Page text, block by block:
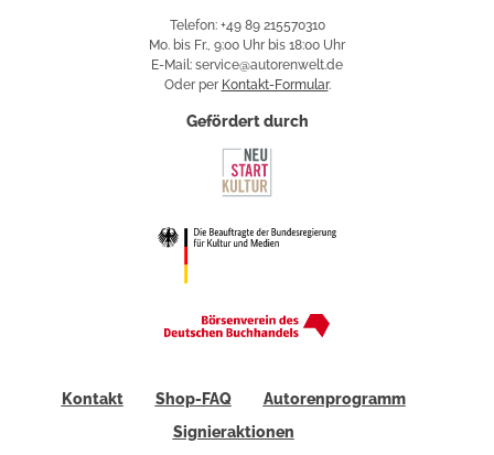
Telefon: +49 89 215570310
Mo. bis Fr., 9:00 Uhr bis 18:00 Uhr
E-Mail: service@autorenwelt.de
Oder per Kontakt-Formular.
Gefördert durch
Kontakt Shop-FAQ
Autorenprogramm
Signieraktionen